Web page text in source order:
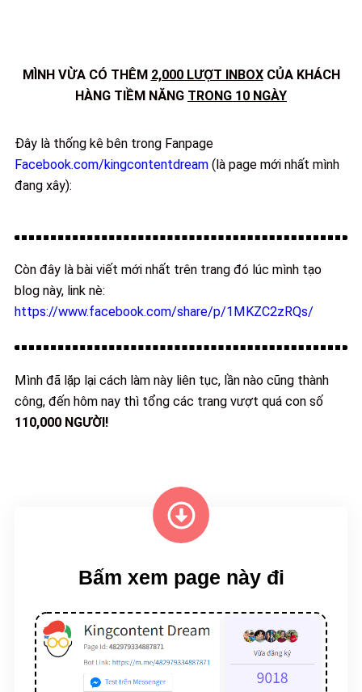
MÌNH VỪA CÓ THÊM 2,000 LƯỢT INBOXCỦA KHÁCH
HÀNG TIỀM NĂNG TRONG 10 NGÀY
Đây là thống kê bên trong Fanpage
Facebook.com/kingcontentdream (là page mới nhất mình
đang xây):
Còn đây là bài viết mới nhất trên trang đó lúc mình tạo
blog này, link nè:
https://www.facebook.com/share/p/1MKZC2zRQs/
Mình đã lặp lại cách làm này liên tục, lần nào cũng thành
công, đến hôm nay thì tổng các trang vượt quá con số
110,000 NGƯỜI!
Bấm xem page này đi